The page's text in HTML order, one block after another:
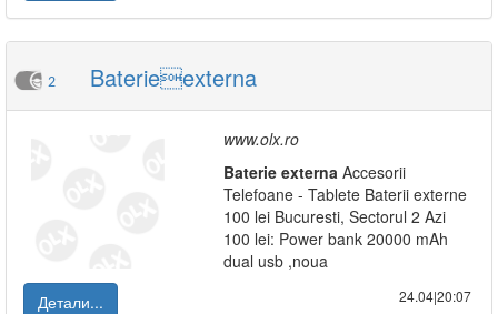
2 Baterieexterna
www.olx.ro
Baterie externa Accesorii
Telefoane - Tablete Baterii externe
100 lei Bucuresti, Sectorul 2 Azi
100 lei: Power bank 20000 mAh
dual usb ,noua
Детали...
24.04|20:07